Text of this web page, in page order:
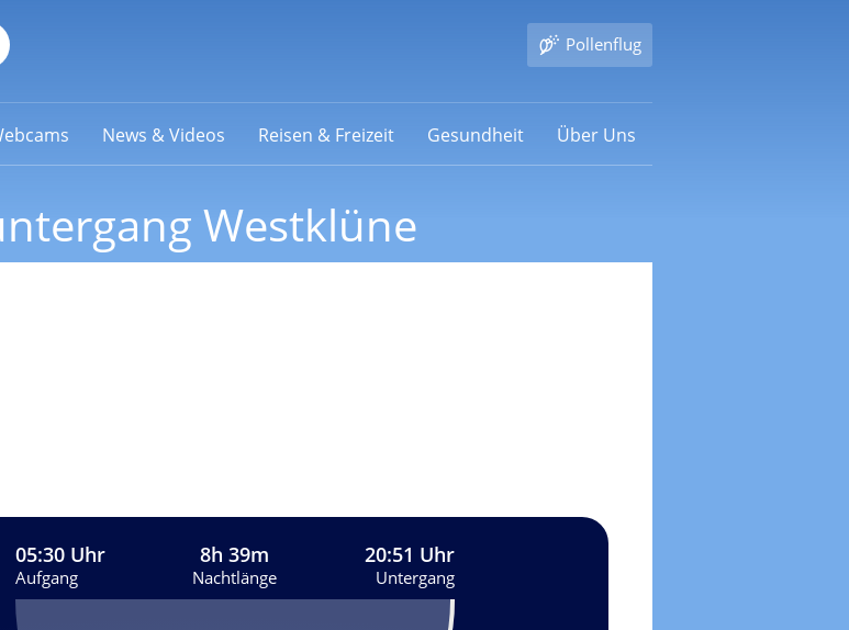
Pollenflug
News & Videos Reisen & Freizeit Gesundheit Über Uns
Westklüne
05:30 Uhr
Aufgang
8h 39m
Nachtlänge
20:51 Uhr
Untergang